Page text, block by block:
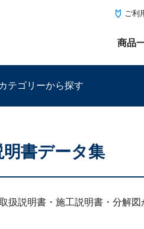
ご利
商品
テゴリーから探す
明書データ集
扱説明書・施工説明書・分解図